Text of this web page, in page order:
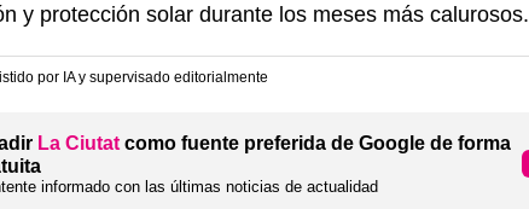
y protección solar durante los meses más calurosos.
por IA y supervisado editorialmente
La Ciutat como fuente preferida de Google de forma
informado con las últimas noticias de actualidad